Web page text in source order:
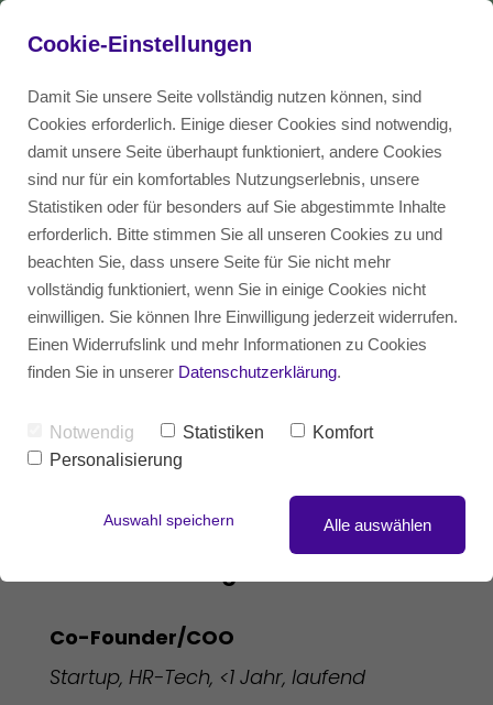
Anwendungsfälle
Beratung
Blog
Diversity Glossar
EN
DE
COO & Account Director
Top Skills
Produktentwicklung
Customer Relationship
Management
Kundengewinnung
Restrukturierung & Transformation
Co-Founder/COO
Startup, HR-Tech, <1 Jahr, laufend
Cookie-Einstellungen
Damit Sie unsere Seite vollständig nutzen können, sind
Cookies erforderlich. Einige dieser Cookies sind notwendig,
damit unsere Seite überhaupt funktioniert, andere Cookies
sind nur für ein komfortables Nutzungserlebnis, unsere
Statistiken oder für besonders auf Sie abgestimmte Inhalte
erforderlich. Bitte stimmen Sie all unseren Cookies zu und
beachten Sie, dass unsere Seite für Sie nicht mehr
vollständig funktioniert, wenn Sie in einige Cookies nicht
einwilligen. Sie können Ihre Einwilligung jederzeit widerrufen.
Einen Widerrufslink und mehr Informationen zu Cookies
finden Sie in unserer Datenschutzerklärung.
Notwendig Statistiken
Komfort
Personalisierung
Auswahl speichern Alle auswählen